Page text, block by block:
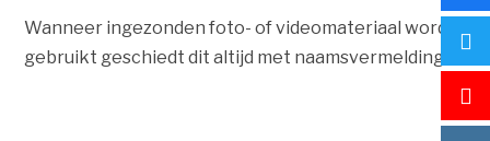
Wanneer ingezonden foto- of videomateriaal wordt
gebruikt geschiedt dit altijd met naamsvermelding